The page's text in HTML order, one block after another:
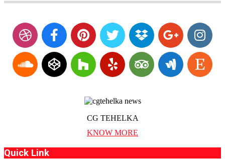
CG TEHELKA
KNOW MORE
Quick Link